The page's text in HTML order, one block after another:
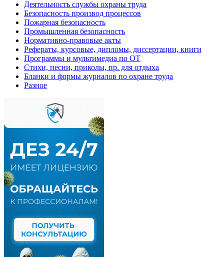
Деятельность службы охраны труда
Безопасность производ процессов
Пожарная безопасность
Промышленная безопасность
Нормативно-правовые акты
Рефераты, курсовые, дипломы, диссертации, книги
Программы и мультимедиа по ОТ
Стихи, песни, приколы, пр. для отдыха
Бланки и формы журналов по охране труда
Разное